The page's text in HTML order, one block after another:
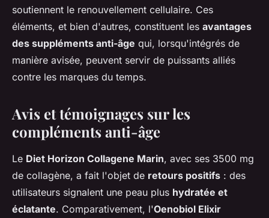
soutiennent le renouvellement cellulaire. Ces
éléments, et bien d'autres, constituent les avantages
des suppléments anti-âge qui, lorsqu'intégrés de
manière avisée, peuvent servir de puissants alliés
contre les marques du temps.
Avis et témoignages sur les
compléments anti-âge
Le Diet Horizon Collagene Marin, avec ses 3500 mg
de collagène, a fait l'objet de retours positifs : des
utilisateurs signalent une peau plus hydratée et
éclatante. Comparativement, l'Oenobiol Elixir